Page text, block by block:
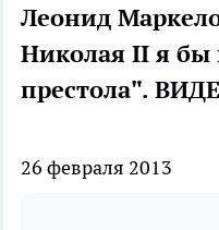
Леонид
Николая II я бы
престола".
26 февраля 2013